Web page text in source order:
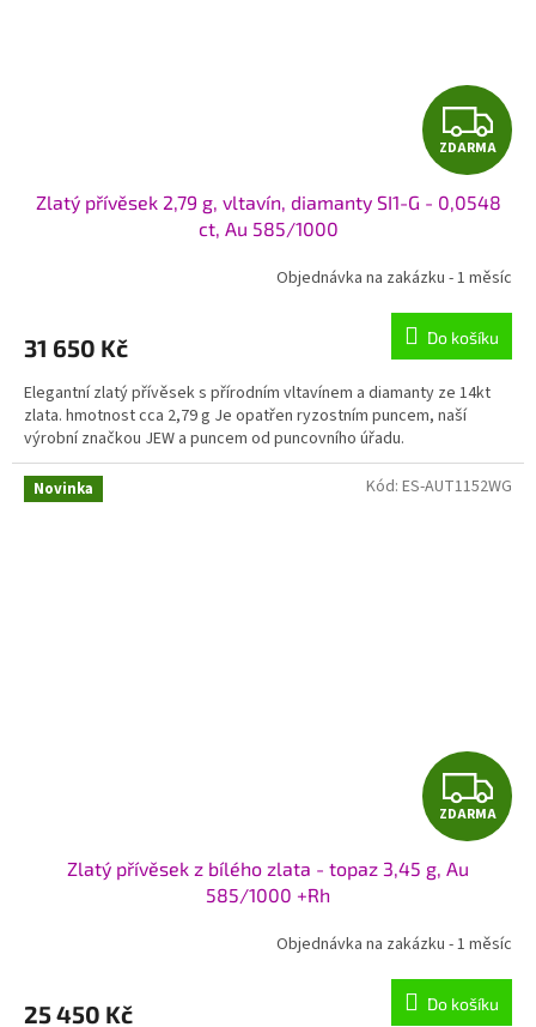
Z
D
A
R
M
A
ZDARMA
Zlatý přívěsek 2,79 g, vltavín, diamanty SI1-G - 0,0548
ct, Au 585/1000
Objednávka na zakázku - 1 měsíc
31 650 Kč Do košíku
Elegantní zlatý přívěsek s přírodním vltavínem a diamanty ze 14kt
zlata. hmotnost cca 2,79 g Je opatřen ryzostním puncem, naší
výrobní značkou JEW a puncem od puncovního úřadu.
Novinka
Z
D
R
M
ZDARMA
Zlatý přívěsek z bílého zlata - topaz 3,45 g, Au
585/1000 +Rh
Objednávka na zakázku - 1 měsíc
25 450 Kč Do košíku
Kód: ES-AUT1152WG